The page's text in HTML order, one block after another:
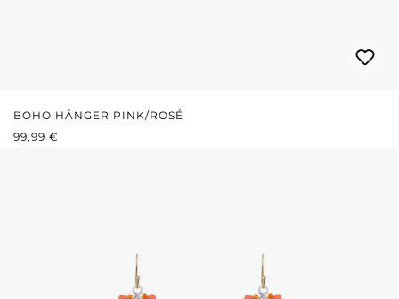
BOHO HÄNGER PINK/ROSÉ
REGULÄRER PREIS:
99,99 €